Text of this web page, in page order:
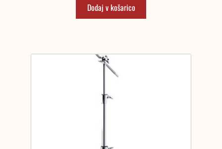
je
bila:
63,00 €.
Dodaj v košarico